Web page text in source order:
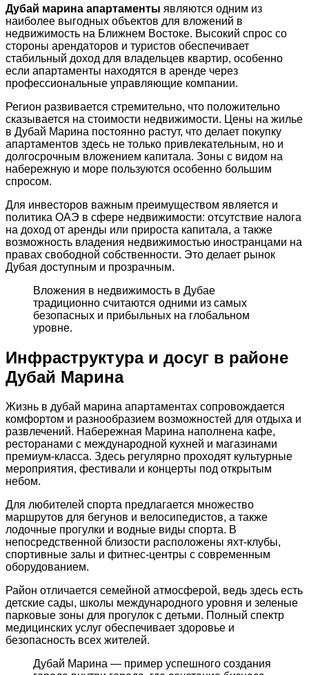
Дубай марина апартаменты являются одним из
наиболее выгодных объектов для вложений в
недвижимость на Ближнем Востоке. Высокий спрос со
стороны арендаторов и туристов обеспечивает
стабильный доход для владельцев квартир, особенно
если апартаменты находятся в аренде через
профессиональные управляющие компании.
Регион развивается стремительно, что положительно
сказывается на стоимости недвижимости. Цены на жилье
в Дубай Марина постоянно растут, что делает покупку
апартаментов здесь не только привлекательным, но и
долгосрочным вложением капитала. Зоны с видом на
набережную и море пользуются особенно большим
спросом.
Для инвесторов важным преимуществом является и
политика ОАЭ в сфере недвижимости: отсутствие налога
на доход от аренды или прироста капитала, а также
возможность владения недвижимостью иностранцами на
правах свободной собственности. Это делает рынок
Дубая доступным и прозрачным.
Вложения в недвижимость в Дубае
традиционно считаются одними из самых
безопасных и прибыльных на глобальном
уровне.
Инфраструктура и досуг в районе
Дубай Марина
Жизнь в дубай марина апартаментах сопровождается
комфортом и разнообразием возможностей для отдыха и
развлечений. Набережная Марина наполнена кафе,
ресторанами с международной кухней и магазинами
премиум-класса. Здесь регулярно проходят культурные
мероприятия, фестивали и концерты под открытым
небом.
Для любителей спорта предлагается множество
маршрутов для бегунов и велосипедистов, а также
лодочные прогулки и водные виды спорта. В
непосредственной близости расположены яхт-клубы,
спортивные залы и фитнес-центры с современным
оборудованием.
Район отличается семейной атмосферой, ведь здесь есть
детские сады, школы международного уровня и зеленые
парковые зоны для прогулок с детьми. Полный спектр
медицинских услуг обеспечивает здоровье и
безопасность всех жителей.
Дубай Марина — пример успешного создания